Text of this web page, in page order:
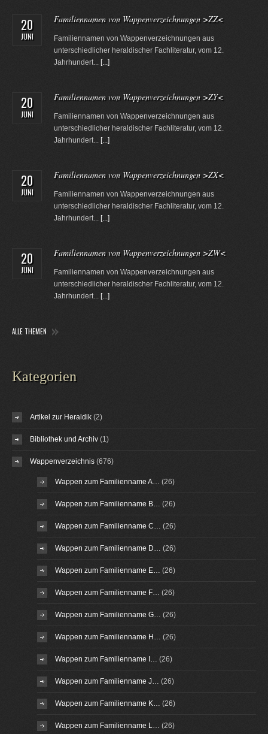
20
JUNI
Familiennamen von Wappenverzeichnungen >ZZ<
Familiennamen von Wappenverzeichnungen aus
unterschiedlicher heraldischer Fachliteratur, vom 12.
Jahrhundert... [...]
20
JUNI
Familiennamen von Wappenverzeichnungen >ZY<
Familiennamen von Wappenverzeichnungen aus
unterschiedlicher heraldischer Fachliteratur, vom 12.
Jahrhundert... [...]
20
JUNI
Familiennamen von Wappenverzeichnungen >ZX<
Familiennamen von Wappenverzeichnungen aus
unterschiedlicher heraldischer Fachliteratur, vom 12.
Jahrhundert... [...]
20
JUNI
Familiennamen von Wappenverzeichnungen >ZW<
Familiennamen von Wappenverzeichnungen aus
unterschiedlicher heraldischer Fachliteratur, vom 12.
Jahrhundert... [...]
ALLE THEMEN
Kategorien
Artikel zur Heraldik (2)
Bibliothek und Archiv (1)
Wappenverzeichnis (676)
Wappen zum Familienname A… (26)
Wappen zum Familienname B… (26)
Wappen zum Familienname C… (26)
Wappen zum Familienname D… (26)
Wappen zum Familienname E… (26)
Wappen zum Familienname F… (26)
Wappen zum Familienname G… (26)
Wappen zum Familienname H… (26)
Wappen zum Familienname I… (26)
Wappen zum Familienname J… (26)
Wappen zum Familienname K… (26)
Wappen zum Familienname L… (26)